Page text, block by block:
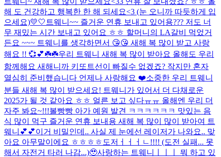
해 도 건강하고 행복한 한 해 되세요<3 (눈 오니까 따듯하게 입
으세요)💛🤍 트웨니~~ 즐거운 연휴 보내고 있어용??? 저도 너
무 재밌는 시간 보내고 있어요 ㅎㅎ 할머니의 LA갈비 먹었거
든요 ~~~ 트웨니를 생각하면서 😘😘 새해 복 많이 받고 사랑
해요 !! 💞💕☘️☘️우리 트웨니 새해 복 많이 받아요 올해도 우리
함께해요 새해니까 키또트선이 빠질수 없겠죠? 작지만 혼자
열심히 준비했습니다 언제나 사랑해요 ❤️소중한 우리 트웨니
분들 새해 복 많이 받으세요! 트웨니가 있어서 더 다채로운
2025가 될 것 같아요 ㅎㅎ 얼른 보고 싶다ㅠㅠ 올해엔 우리 더
자주 봐요~!!!볼빵빵 아가 예원 발견 ㅋㅋㅋㅋㅋㅋ 맛있는 음
식 많이 먹구 즐거운 연휴 보내용 새해 복 많이 많이 받아여 트
웨니💕💕이거 비밀인데.. 사실 제 눈에선 레이저가 나와요.. 맞
아요 아무말이에요 ㅎㅎㅎㅎ 도저ㅓㅓㅓㄴ!!!! (도전 실패... 못
해서 자전거 타러 나감...)🥹사랑하는 트웨니ㅣㅣㅣ 뭐 하고 있